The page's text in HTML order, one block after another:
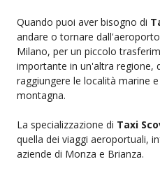
Quando puoi aver bisogno di
andare o tornare
Milano, per un piccolo
importante in un'altra regione,
raggiungere le località marine
montagna.
La specializzazione di Taxi
quella dei viaggi aeroportuali,
aziende di Monza e Brianza.